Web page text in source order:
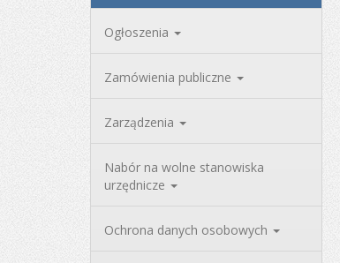
Ogłoszenia
Zamówienia publiczne
Zarządzenia
Nabór na wolne stanowiska
urzędnicze
Ochrona danych osobowych